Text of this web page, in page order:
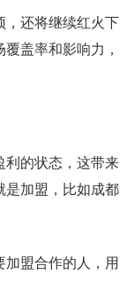
，还将继续红火下
盖率和影响力，
利的状态，这带来
是加盟，比如成都
盟合作的人，用